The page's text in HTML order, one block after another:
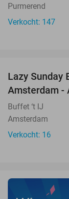
Purmerend
Verkocht: 147
NEW
TODAY
Lazy Sunday
Amsterdam -
Buffet ‘t IJ
Amsterdam
Verkocht: 16